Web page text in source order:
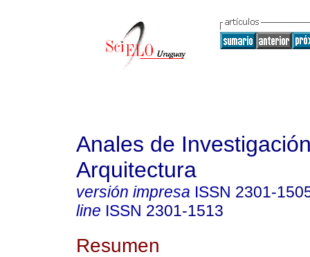
Anales de
Arquitectura
versión impresa ISSN 2301-
line ISSN 2301-1513
Resumen